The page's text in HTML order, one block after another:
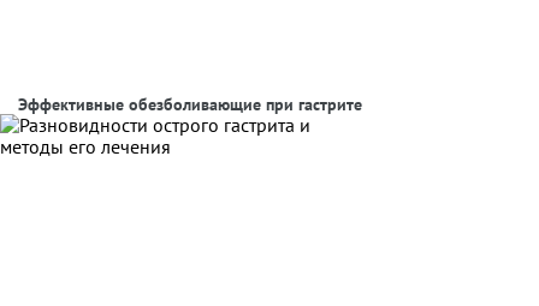
Эффективные обезболивающие при гастрите